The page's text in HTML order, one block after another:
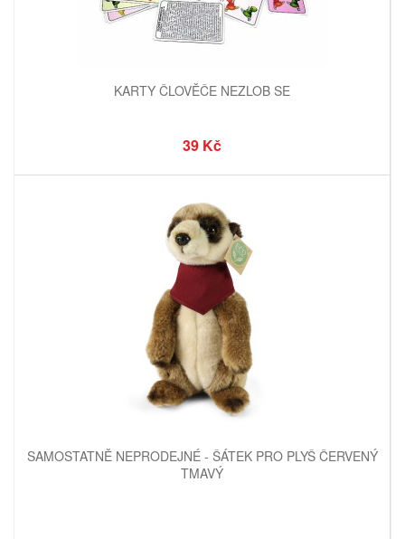
KARTY ČLOVĚČE NEZLOB SE
39 Kč
SAMOSTATNĚ NEPRODEJNÉ - ŠÁTEK PRO PLYŠ ČERVENÝ
TMAVÝ